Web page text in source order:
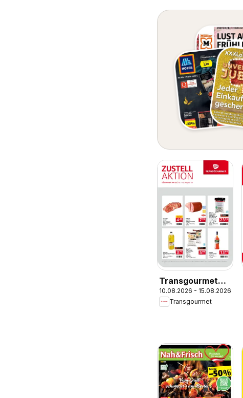
Transgourmet
Zustellaktion
10.08.2026 - 15.08.2026
Transgourmet